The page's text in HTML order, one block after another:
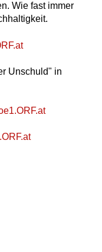
Wie fast immer
Unschuld" in